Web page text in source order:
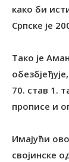
како би
Српске је
Тако је
70. став 1.
прописе и
Имајући
својинске